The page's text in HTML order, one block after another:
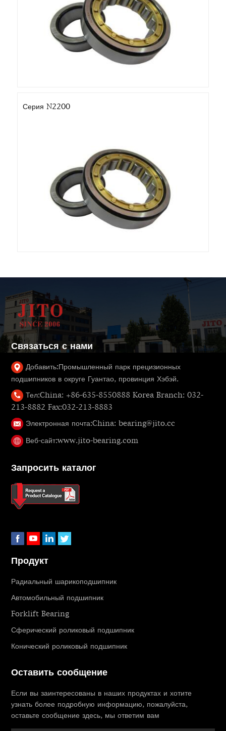
Серия N2200
Связаться с нами
Добавить:Промышленный парк прецизионных
подшипников в округе Гуантао, провинция Хэбэй.
Тел:China: +86-635-8550888 Korea Branch: 032-
213-8882 Fax:032-213-8883
Электронная почта:China: bearing@jito.cc
Веб-сайт:www.jito-bearing.com
Запросить каталог
Продукт
Радиальный шарикоподшипник
Автомобильный подшипник
Forklift Bearing
Сферический роликовый подшипник
Конический роликовый подшипник
Оставить сообщение
Если вы заинтересованы в наших продуктах и ​​хотите
узнать более подробную информацию, пожалуйста,
оставьте сообщение здесь, мы ответим вам